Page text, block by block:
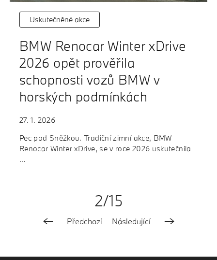
Uskutečněné akce
BMW Renocar Winter xDrive
2026 opět prověřila
schopnosti vozů BMW v
horských podmínkách
27. 1. 2026
Pec pod Sněžkou. Tradiční zimní akce, BMW
Renocar Winter xDrive, se v roce 2026 uskutečnila
...
Předchozí
2/15
Následující